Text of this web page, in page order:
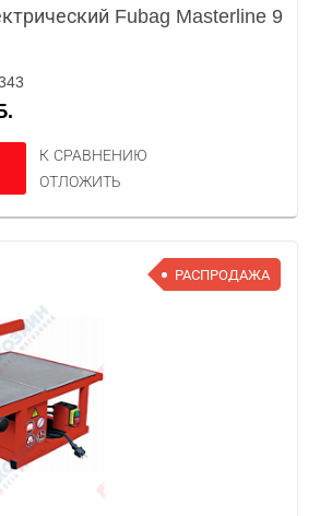
Fubag Masterline 9
К СРАВНЕНИЮ
ОТЛОЖИТЬ
РАСПРОДАЖА